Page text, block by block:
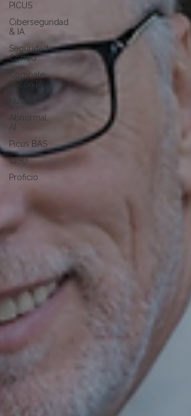
PICUS
Ciberseguridad
& IA
Seguridad
Correo
Combate
IA con IA
Nuvol
Abnormal
AI
Picus BAS
CISO
Proficio